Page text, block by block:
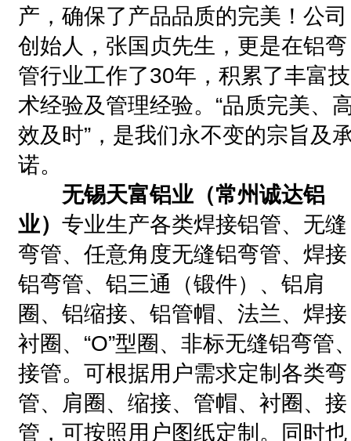
产，确保了产品品质的完美！公司
创始人，张国贞先生，更是在铝弯
管行业工作了30年，积累了丰富技
术经验及管理经验。“品质完美、
效及时”，是我们永不变的宗旨及
诺。
无锡天富铝业（常州诚达铝
业） 专业生产各类焊接铝管、无缝
弯管、任意角度无缝铝弯管、焊接
铝弯管、铝三通（锻件）、铝肩
圈、铝缩接、铝管帽、法兰、焊接
衬圈、“O”型圈、非标无缝铝弯管
接管。可根据用户需求定制各类弯
管、肩圈、缩接、管帽、衬圈、接
管，可按照用户图纸定制。同时也